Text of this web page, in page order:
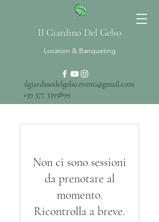
Il Giardino Del Gelso
Location & Banqueting
ilgiardinodelgelso.eventi@gmail.com
+39 377 3393899
Non ci sono sessioni
da prenotare al
momento.
Ricontrolla a breve.